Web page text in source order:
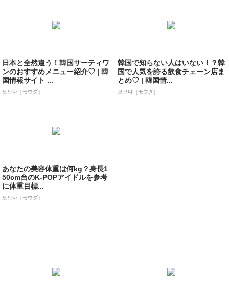
日本と全然違う！韓国サーティワ
ンのおすすめメニュー紹介♡ | 韓
国情報サイト ...
모으다［モウダ］
韓国で知らない人はいない！？韓
国で人気を誇る飲食チェーン店ま
とめ♡ | 韓国情...
모으다［モウダ］
あなたの美容体重は何kg？身長1
50cm台のK-POPアイドルを参考
に体重目標...
모으다［モウダ］